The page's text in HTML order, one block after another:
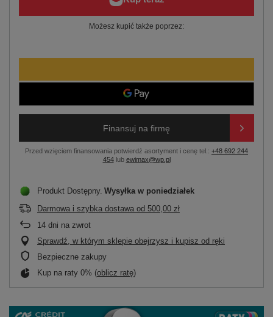
Możesz kupić także poprzez:
Finansuj na firmę
Przed wzięciem finansowania potwierdź asortyment i cenę tel.: +48 692 244
454lub ewimax@wp.pl
Produkt Dostępny Wysyłka w poniedziałek
Darmowa i szybka dostawa od 500,00 zł
14 dni na zwrot
Sprawdź, w którym sklepie obejrzysz i kupisz od ręki
Bezpieczne zakupy
Kup na raty 0% (oblicz ratę)